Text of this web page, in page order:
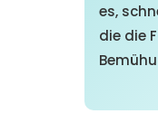
es,
die die